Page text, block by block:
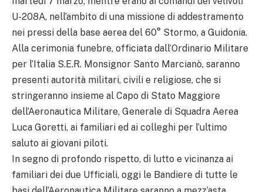
U-208A, nell’ambito di una missione di addestramento
nei pressi della base aerea del 60° Stormo, a Guidonia.
Alla cerimonia funebre, officiata dall’Ordinario Militare
per l’Italia S.E.R. Monsignor Santo Marcianò, saranno
presenti autorità militari, civili e religiose, che si
stringeranno insieme al Capo di Stato Maggiore
dell’Aeronautica Militare, Generale di Squadra Aerea
Luca Goretti, ai familiari ed ai colleghi per l’ultimo
saluto ai giovani piloti.
In segno di profondo rispetto, di lutto e vicinanza ai
familiari dei due Ufficiali, oggi le Bandiere di tutte le